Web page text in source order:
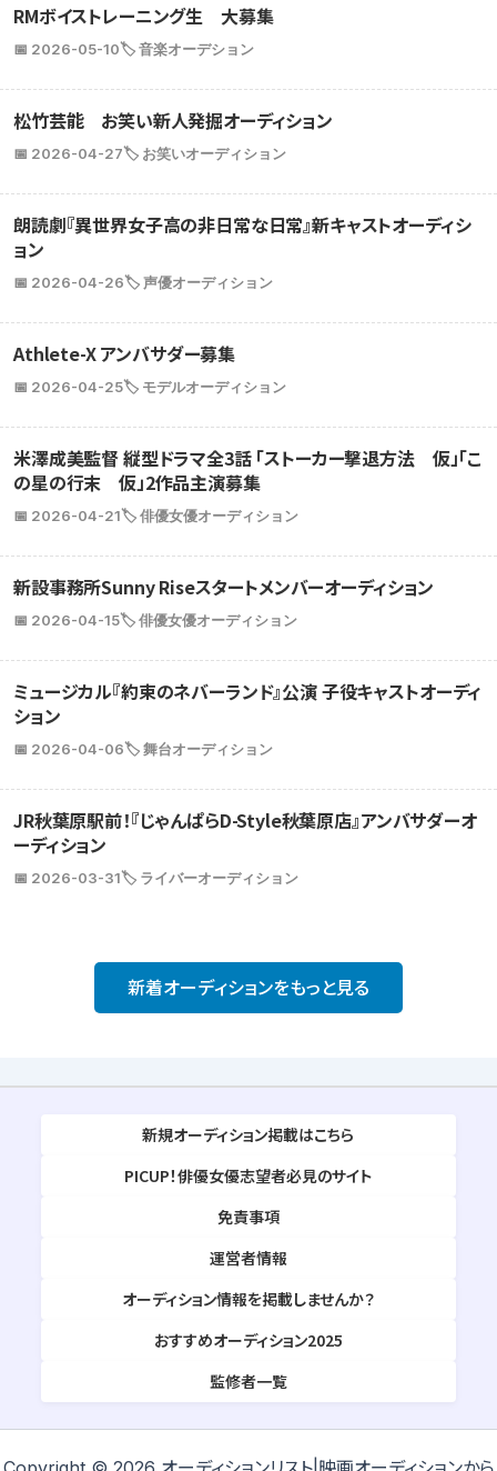
RMボイストレーニング生 大募集
📅 2026-05-10🏷️ 音楽オーデション
松竹芸能 お笑い新人発掘オーディション
📅 2026-04-27🏷️ お笑いオーディション
朗読劇『異世界女子高の非日常な日常』新キャストオーディシ
ョン
📅 2026-04-26🏷️ 声優オーディション
Athlete-X アンバサダー募集
📅 2026-04-25🏷️ モデルオーディション
米澤成美監督 縦型ドラマ全3話 「ストーカー撃退方法 仮」「こ
の星の行末 仮」2作品主演募集
📅 2026-04-21🏷️ 俳優女優オーディション
新設事務所Sunny Riseスタートメンバーオーディション
📅 2026-04-15🏷️ 俳優女優オーディション
ミュージカル『約束のネバーランド』公演 子役キャストオーディ
ション
📅 2026-04-06🏷️ 舞台オーディション
JR秋葉原駅前！『じゃんぱらD-Style秋葉原店』アンバサダーオ
ーディション
📅 2026-03-31🏷️ ライバーオーディション
新着オーディションをもっと見る
新規オーディション掲載はこちら
PICUP！俳優女優志望者必見のサイト
免責事項
運営者情報
オーディション情報を掲載しませんか？
おすすめオーディション2025
監修者一覧